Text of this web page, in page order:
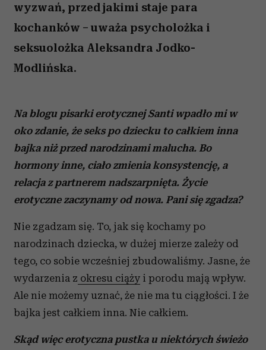
wyzwań, przed jakimi staje para
kochanków – uważa psycholożka i
seksuolożka Aleksandra Jodko-
Modlińska.
Na blogu pisarki erotycznej Santi wpadło mi w
oko zdanie, że seks po dziecku to całkiem inna
bajka niż przed narodzinami malucha. Bo
hormony inne, ciało zmienia konsystencję, a
relacja z partnerem nadszarpnięta. Życie
erotyczne zaczynamy od nowa. Pani się zgadza?
Nie zgadzam się. To, jak się kochamy po
narodzinach dziecka, w dużej mierze zależy od
tego, co sobie wcześniej zbudowaliśmy. Jasne, że
wydarzenia z okresu ciąży i porodu mają wpływ.
Ale nie możemy uznać, że nie ma tu ciągłości. I że
bajka jest całkiem inna. Nie całkiem.
Skąd więc erotyczna pustka u niektórych świeżo